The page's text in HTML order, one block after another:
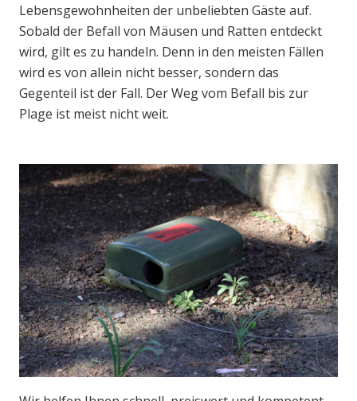
Lebensgewohnheiten der unbeliebten Gäste auf.
Sobald der Befall von Mäusen und Ratten entdeckt
wird, gilt es zu handeln. Denn in den meisten Fällen
wird es von allein nicht besser, sondern das
Gegenteil ist der Fall. Der Weg vom Befall bis zur
Plage ist meist nicht weit.